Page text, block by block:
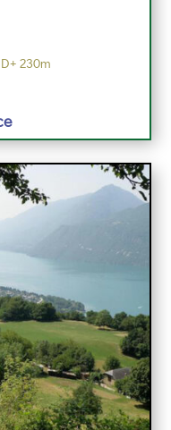
D+ 230m